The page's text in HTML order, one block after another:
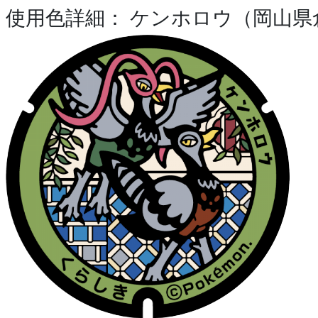
使用色詳細： ケンホロウ（岡山